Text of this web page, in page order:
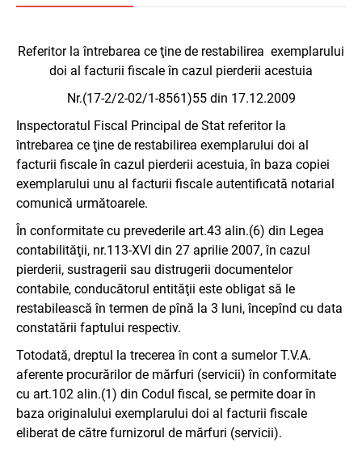
Referitor la întrebarea ce ţine de restabilirea exemplarului
doi al facturii fiscale în cazul pierderii acestuia
Nr.(17-2/2-02/1-8561)55 din 17.12.2009
Inspectoratul Fiscal Principal de Stat referitor la
întrebarea ce ţine de restabilirea exemplarului doi al
facturii fiscale în cazul pierderii acestuia, în baza copiei
exemplarului unu al facturii fiscale autentificată notarial
comunică următoarele.
În conformitate cu prevederile art.43 alin.(6) din Legea
contabilităţii, nr.113-XVI din 27 aprilie 2007, în cazul
pierderii, sustragerii sau distrugerii documentelor
contabile, conducătorul entităţii este obligat să le
restabilească în termen de pînă la 3 luni, începînd cu data
constatării faptului respectiv.
Totodată, dreptul la trecerea în cont a sumelor T.V.A.
aferente procurărilor de mărfuri (servicii) în conformitate
cu art.102 alin.(1) din Codul fiscal, se permite doar în
baza originalului exemplarului doi al facturii fiscale
eliberat de către furnizorul de mărfuri (servicii).